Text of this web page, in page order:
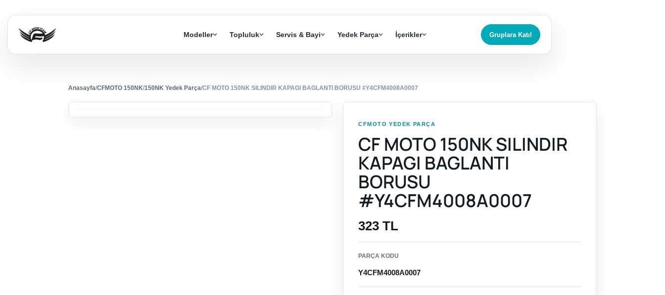
Modeller Topluluk Servis & Bayi Yedek Parça İçerikler Gruplara Katıl
Anasayfa/CFMOTO 150NK/150NK Yedek Parça/CF MOTO 150NK SILINDIR KAPAGI BAGLANTI BORUSU #Y4CFM4008A0007
CFMOTO YEDEK PARÇA
CF MOTO 150NK SILINDIR
KAPAGI BAGLANTI
BORUSU
#Y4CFM4008A0007
323 TL
PARÇA KODU
Y4CFM4008A0007